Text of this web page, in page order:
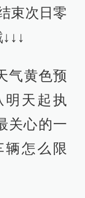
束次日零
气黄色预
明天起执
关心的一
怎么限